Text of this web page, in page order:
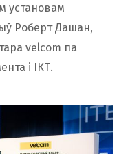
установам
Роберт Дашан,
velcom па
і ІКТ.